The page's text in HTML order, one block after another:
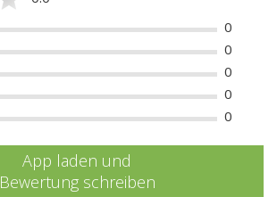
0
0
0
0
0
App laden und
Bewertung schreiben